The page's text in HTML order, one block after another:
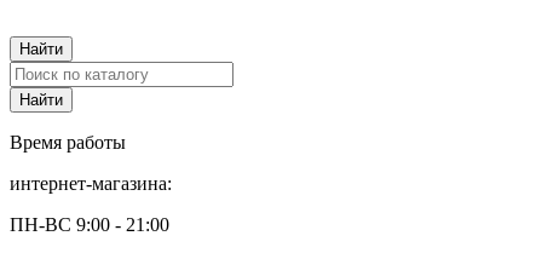
Время работы
интернет-магазина:
ПН-ВС 9:00 - 21:00